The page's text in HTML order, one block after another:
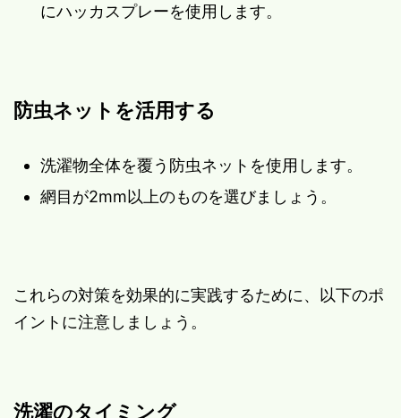
にハッカスプレーを使用します。
防虫ネットを活用する
洗濯物全体を覆う防虫ネットを使用します。
網目が2mm以上のものを選びましょう。
これらの対策を効果的に実践するために、以下のポ
イントに注意しましょう。
洗濯のタイミング